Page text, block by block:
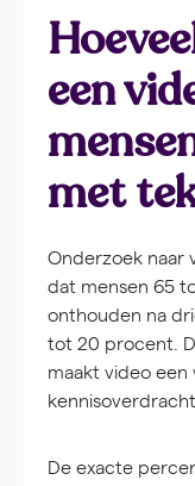
een
met
Onderzoek naar
dat mensen 65
onthouden na
tot 20 procent.
maakt video
kennisoverdracht.
De exacte